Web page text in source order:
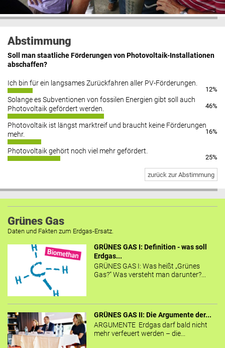
Abstimmung
Soll man staatliche Förderungen von Photovoltaik-Installationen
abschaffen?
Ich bin für ein langsames Zurückfahren aller PV-Förderungen.
12%
Solange es Subventionen von fossilen Energien gibt soll auch
Photovoltaik gefördert werden.
46%
Photovoltaik ist längst marktreif und braucht keine Förderungen
mehr.
16%
Photovoltaik gehört noch viel mehr gefördert.
25%
zurück zur Abstimmung
Grünes Gas
Daten und Fakten zum Erdgas-Ersatz.
GRÜNES GAS I: Definition - was soll
Erdgas...
GRÜNES GAS I: Was heißt „Grünes
Gas?“ Was versteht man darunter?...
GRÜNES GAS II: Die Argumente der...
ARGUMENTE Erdgas darf bald nicht
mehr verfeuert werden – die...